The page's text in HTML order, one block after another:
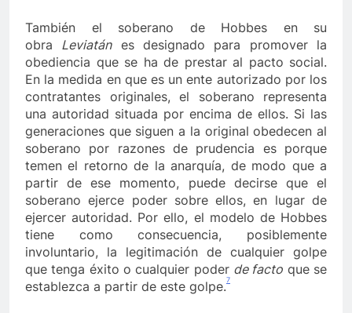
También el soberano de Hobbes en su
obra Leviatánes designado para promover la
obediencia que se ha de prestar al pacto social.
En la medida en que es un ente autorizado por los
contratantes originales, el soberano representa
una autoridad situada por encima de ellos. Si las
generaciones que siguen a la original obedecen al
soberano por razones de prudencia es porque
temen el retorno de la anarquía, de modo que a
partir de ese momento, puede decirse que el
soberano ejerce poder sobre ellos, en lugar de
ejercer autoridad. Por ello, el modelo de Hobbes
tiene como consecuencia, posiblemente
involuntario, la legitimación de cualquier golpe
que tenga éxito o cualquier poder de facto que se
establezca a partir de este golpe.7